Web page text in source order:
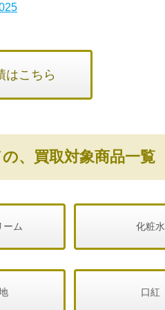
はこちら
、買取対象商品一覧
ーム 化粧水
口紅